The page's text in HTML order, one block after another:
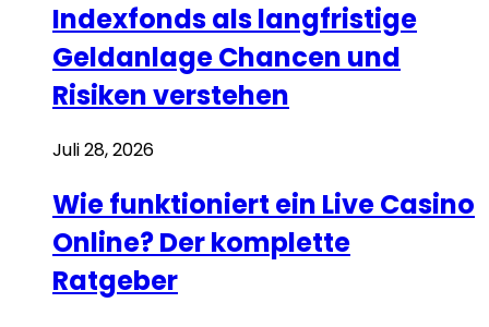
Indexfonds als langfristige
Geldanlage Chancen und
Risiken verstehen
Juli 28, 2026
Wie funktioniert ein Live Casino
Online? Der komplette
Ratgeber